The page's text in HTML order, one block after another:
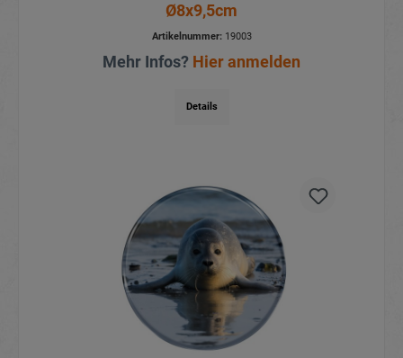
Ø8x9,5cm
Artikelnummer:19003
Mehr Infos? Hier anmelden
Details